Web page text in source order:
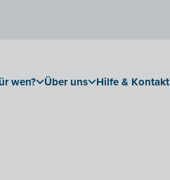
wen? Über uns Hilfe & Kontakt